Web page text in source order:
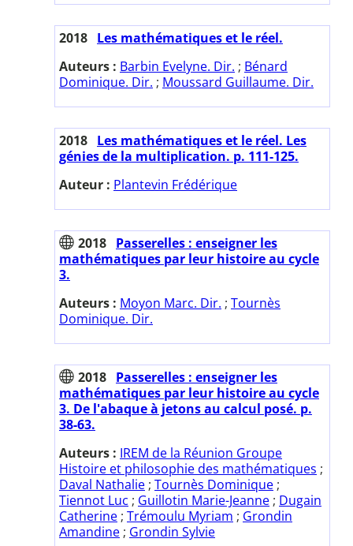
2018 Les mathématiques et le réel.
Auteurs : Barbin Evelyne. Dir. ; Bénard
Dominique. Dir. ; Moussard Guillaume. Dir.
2018 Les mathématiques et le réel. Les
génies de la multiplication. p. 111-125.
Auteur : Plantevin Frédérique
2018 Passerelles : enseigner les
mathématiques par leur histoire au cycle
3.
Auteurs : Moyon Marc. Dir. ; Tournès
Dominique. Dir.
2018 Passerelles : enseigner les
mathématiques par leur histoire au cycle
3. De l'abaque à jetons au calcul posé. p.
38-63.
Auteurs : IREM de la Réunion Groupe
Histoire et philosophie des mathématiques ;
Daval Nathalie ; Tournès Dominique ;
Tiennot Luc ; Guillotin Marie-Jeanne ; Dugain
Catherine ; Trémoulu Myriam ; Grondin
Amandine ; Grondin Sylvie